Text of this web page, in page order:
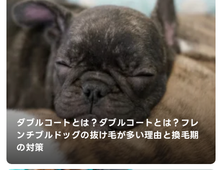
ダブルコートとは？ダブルコートとは？フレ
ンチブルドッグの抜け毛が多い理由と換毛期
の対策